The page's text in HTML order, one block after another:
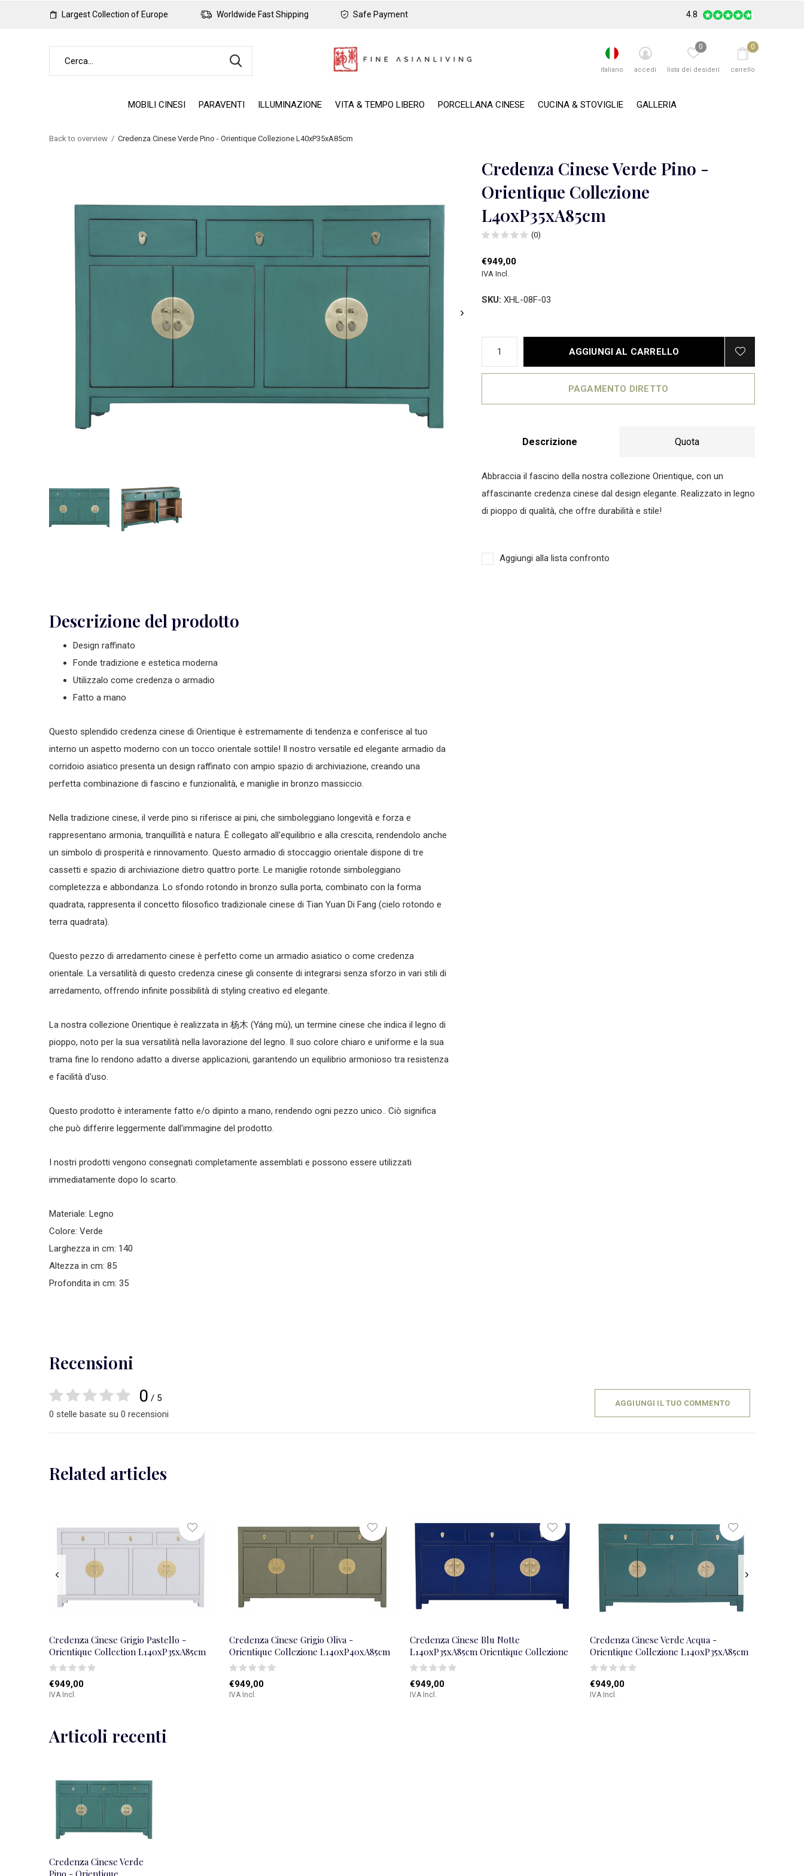
MOBILI CINESI PARAVENTI ILLUMINAZIONE VITA & TEMPO LIBERO PORCELLANA CINESE CUCINA & STOVIGLIE GALLERIA
italiano accedi lista dei desideri
0
carrello
0
Largest Collection of Europe Worldwide Fast Shipping Safe Payment 4.8
Back to overview Credenza Cinese Verde Pino - Orientique Collezione L40xP35xA85cm
Credenza Cinese Verde Pino -
Orientique Collezione
L40xP35xA85cm
(0)
€949,00
IVA Incl.
SKU: XHL-08F-03
AGGIUNGI AL CARRELLO
PAGAMENTO DIRETTO
Descrizione Quota
Abbraccia il fascino della nostra collezione Orientique, con un
affascinante credenza cinese dal design elegante. Realizzato in legno
di pioppo di qualità, che offre durabilità e stile!
Aggiungi alla lista confronto
Descrizione del prodotto
Design raffinato
Fonde tradizione e estetica moderna
Utilizzalo come credenza o armadio
Fatto a mano
Questo splendido credenza cinese di Orientique è estremamente di tendenza e conferisce al tuo
interno un aspetto moderno con un tocco orientale sottile! Il nostro versatile ed elegante armadio da
corridoio asiatico presenta un design raffinato con ampio spazio di archiviazione, creando una
perfetta combinazione di fascino e funzionalità, e maniglie in bronzo massiccio.
Nella tradizione cinese, il verde pino si riferisce ai pini, che simboleggiano longevità e forza e
rappresentano armonia, tranquillità e natura. È collegato all'equilibrio e alla crescita, rendendolo anche
un simbolo di prosperità e rinnovamento. Questo armadio di stoccaggio orientale dispone di tre
cassetti e spazio di archiviazione dietro quattro porte. Le maniglie rotonde simboleggiano
completezza e abbondanza. Lo sfondo rotondo in bronzo sulla porta, combinato con la forma
quadrata, rappresenta il concetto filosofico tradizionale cinese di Tian Yuan Di Fang (cielo rotondo e
terra quadrata).
Questo pezzo di arredamento cinese è perfetto come un armadio asiatico o come credenza
orientale. La versatilità di questo credenza cinese gli consente di integrarsi senza sforzo in vari stili di
arredamento, offrendo infinite possibilità di styling creativo ed elegante.
La nostra collezione Orientique è realizzata in 杨木 (Yáng mù), un termine cinese che indica il legno di
pioppo, noto per la sua versatilità nella lavorazione del legno. Il suo colore chiaro e uniforme e la sua
trama fine lo rendono adatto a diverse applicazioni, garantendo un equilibrio armonioso tra resistenza
e facilità d'uso.
Questo prodotto è interamente fatto e/o dipinto a mano, rendendo ogni pezzo unico.. Ciò significa
che può differire leggermente dall'immagine del prodotto.
I nostri prodotti vengono consegnati completamente assemblati e possono essere utilizzati
immediatamente dopo lo scarto.
Materiale: Legno
Colore: Verde
Larghezza in cm: 140
Altezza in cm: 85
Profondita in cm: 35
Recensioni
0 / 5
0 stelle basate su 0 recensioni
AGGIUNGI IL TUO COMMENTO
Related articles
Credenza Cinese Grigio Pastello -
Orientique Collection L140xP35xA85cm
€949,00
IVA Incl.
Credenza Cinese Grigio Oliva -
Orientique Collezione L140xP40xA85cm
€949,00
IVA Incl.
Credenza Cinese Blu Notte
L140xP35xA85cm Orientique Collezione
€949,00
IVA Incl.
Credenza Cinese Verde Acqua -
Orientique Collezione L140xP35xA85cm
€949,00
IVA Incl.
Articoli recenti
Credenza Cinese Verde
Pino - Orientique